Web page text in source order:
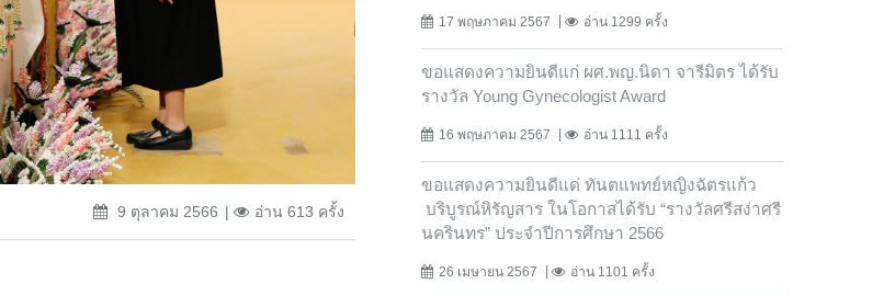
9 ตุลาคม 2566 อ่าน 613 ครั้ง
17 พฤษภาคม 2567 อ่าน 1299 ครั้ง
ขอแสดงความยินดีแก่ ผศ.พญ.นิดา จารีมิตร ได้รับ
รางวัล Young Gynecologist Award
16 พฤษภาคม 2567 อ่าน 1111 ครั้ง
ขอแสดงความยินดีแด่ ทันตแพทย์หญิงฉัตรแก้ว
บริบูรณ์หิรัญสาร ในโอกาสได้รับ “รางวัลศรีสง่าศรี
นครินทร” ประจำปีการศึกษา 2566
26 เมษายน 2567 อ่าน 1101 ครั้ง